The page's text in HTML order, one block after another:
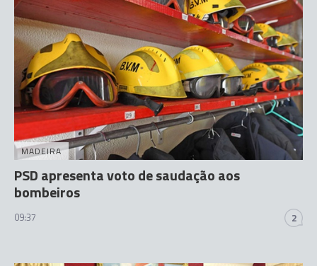
MADEIRA
PSD apresenta voto de saudação aos
bombeiros
09:37 2